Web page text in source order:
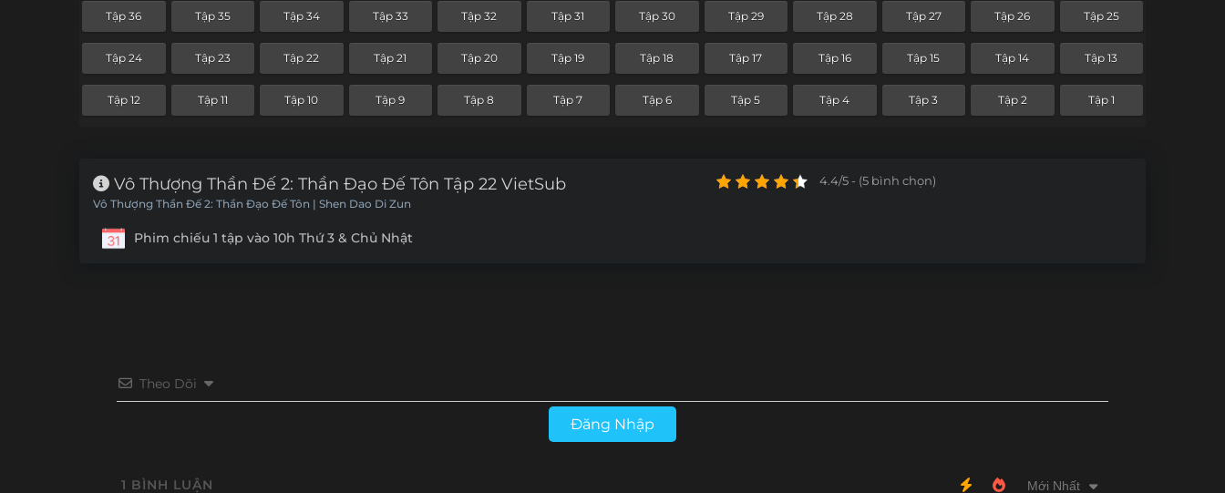
Tập 36 Tập 35 Tập 34 Tập 33 Tập 32 Tập 31 Tập 30 Tập 29 Tập 28 Tập 27 Tập 26 Tập 25
Tập 24 Tập 23 Tập 22 Tập 21 Tập 20 Tập 19 Tập 18 Tập 17 Tập 16 Tập 15 Tập 14 Tập 13
Tập 12 Tập 11 Tập 10 Tập 9 Tập 8 Tập 7 Tập 6 Tập 5 Tập 4 Tập 3 Tập 2 Tập 1
Vô Thượng Thần Đế 2: Thần Đạo Đế Tôn Tập 22 VietSub
Vô Thượng Thần Đế 2: Thần Đạo Đế Tôn | Shen Dao Di Zun
Phim chiếu 1 tập vào 10h Thứ 3 & Chủ Nhật
4.4/5 - (5 bình chọn)
Theo Dõi
Đăng Nhập
1 BÌNH LUẬN Mới Nhất